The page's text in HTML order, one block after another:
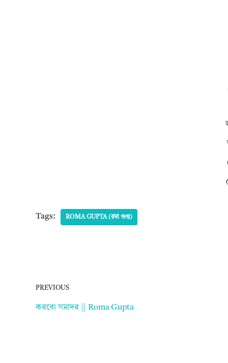
Tags: ROMA GUPTA (রমা গুপ্ত)
PREVIOUS
করবো সমাদর || Roma Gupta